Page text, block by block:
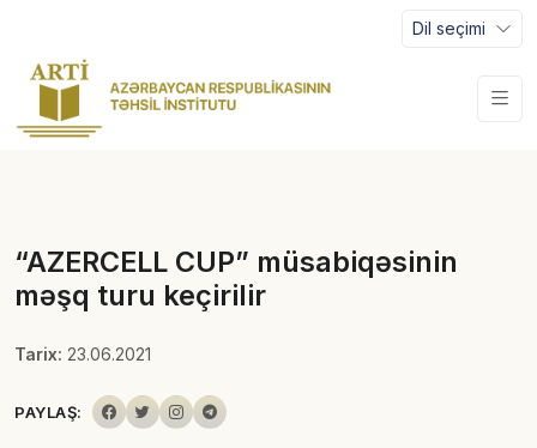
Dil seçimi
“AZERCELL CUP” müsabiqəsinin
məşq turu keçirilir
Tarix: 23.06.2021
PAYLAŞ: